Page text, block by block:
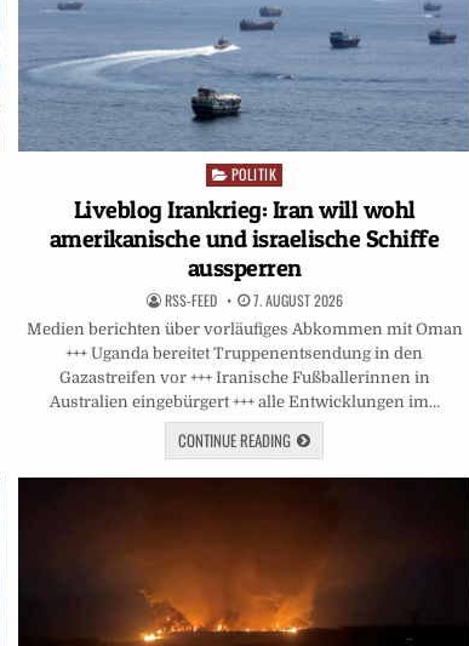
Posted
in
POLITIK
Liveblog Irankrieg: Iran will wohl
amerikanische und israelische Schiffe
aussperren
RSS-FEED 7. AUGUST 2026
Medien berichten über vorläufiges Abkommen mit Oman
+++ Uganda bereitet Truppenentsendung in den
Gazastreifen vor +++ Iranische Fußballerinnen in
Australien eingebürgert +++ alle Entwicklungen im…
CONTINUE READING